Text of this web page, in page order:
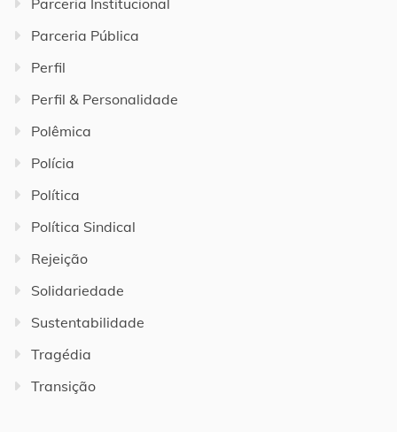
Parceria Institucional
Parceria Pública
Perfil
Perfil & Personalidade
Polêmica
Polícia
Política
Política Sindical
Rejeição
Solidariedade
Sustentabilidade
Tragédia
Transição